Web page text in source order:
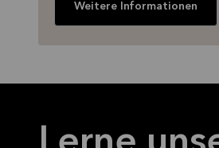
Weitere Informationen